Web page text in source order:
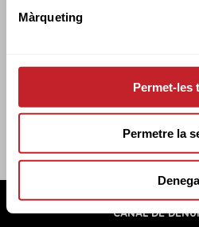
Màrqueting
Permet-les
Permetre la
Denega
C/TUSET 32,
POLÍTICA DE COOKIES
CANAL DE